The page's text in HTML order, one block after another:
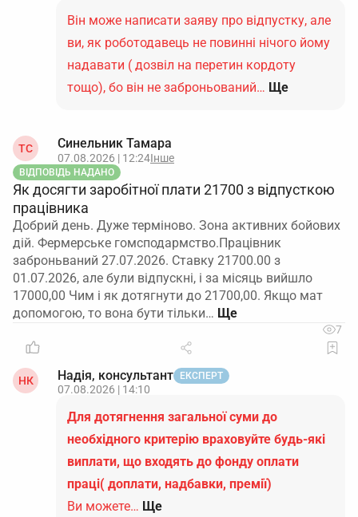
Він може написати заяву про відпустку, але
ви, як роботодавець не повинні нічого йому
надавати ( дозвіл на перетин кордоту
тощо), бо він не заброньований… Ще
ТС Синельник Тамара
07.08.2026 | 12:24Інше
ВІДПОВІДЬ НАДАНО
Як досягти заробітної плати 21700 з відпусткою
працівника
Добрий день. Дуже терміново. Зона активних бойових
дій. Фермерське гомсподармство.Працівник
заброньваний 27.07.2026. Ставку 21700.00 з
01.07.2026, але були відпускні, і за місяць вийшло
17000,00 Чим і як дотягнути до 21700,00. Якщо мат
допомогою, то вона бути тільки…
7
НК Надія, консультант ЕКСПЕРТ
07.08.2026 | 14:10
Для дотягнення загальної суми до
необхідного критерію враховуйте будь-які
виплати, що входять до фонду оплати
праці( доплати, надбавки, премії)
Ви можете… Ще